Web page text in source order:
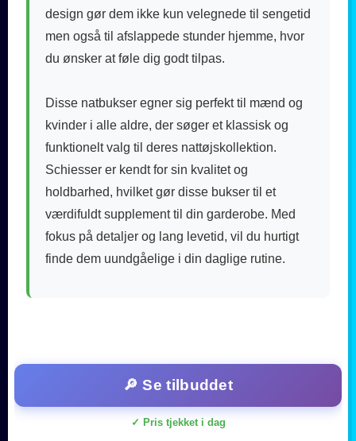
design gør dem ikke kun velegnede til sengetid
men også til afslappede stunder hjemme, hvor
du ønsker at føle dig godt tilpas.
Disse natbukser egner sig perfekt til mænd og
kvinder i alle aldre, der søger et klassisk og
funktionelt valg til deres nattøjskollektion.
Schiesser er kendt for sin kvalitet og
holdbarhed, hvilket gør disse bukser til et
værdifuldt supplement til din garderobe. Med
fokus på detaljer og lang levetid, vil du hurtigt
finde dem uundgåelige i din daglige rutine.
🔎 Se tilbuddet
✓ Pris tjekket i dag